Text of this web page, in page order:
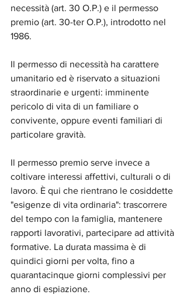
necessità (art. 30 O.P.) e il permesso
premio (art. 30-ter O.P.), introdotto nel
1986.
Il permesso di necessità ha carattere
umanitario ed è riservato a situazioni
straordinarie e urgenti: imminente
pericolo di vita di un familiare o
convivente, oppure eventi familiari di
particolare gravità.
Il permesso premio serve invece a
coltivare interessi affettivi, culturali o di
lavoro. È qui che rientrano le cosiddette
"esigenze di vita ordinaria": trascorrere
del tempo con la famiglia, mantenere
rapporti lavorativi, partecipare ad attività
formative. La durata massima è di
quindici giorni per volta, fino a
quarantacinque giorni complessivi per
anno di espiazione.